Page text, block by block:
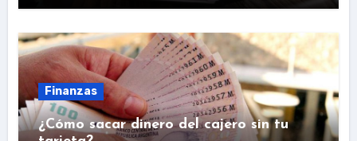
Finanzas
¿Cómo sacar dinero del cajero sin tu